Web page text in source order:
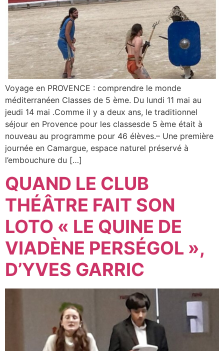
Voyage en PROVENCE : comprendre le monde
méditerranéen Classes de 5 ème. Du lundi 11 mai au
jeudi 14 mai .Comme il y a deux ans, le traditionnel
séjour en Provence pour les classesde 5 ème était à
nouveau au programme pour 46 élèves.– Une première
journée en Camargue, espace naturel préservé à
l’embouchure du […]
QUAND LE CLUB
THÉÂTRE FAIT SON
LOTO « LE QUINE DE
VIADÈNE PERSÉGOL »,
D’YVES GARRIC